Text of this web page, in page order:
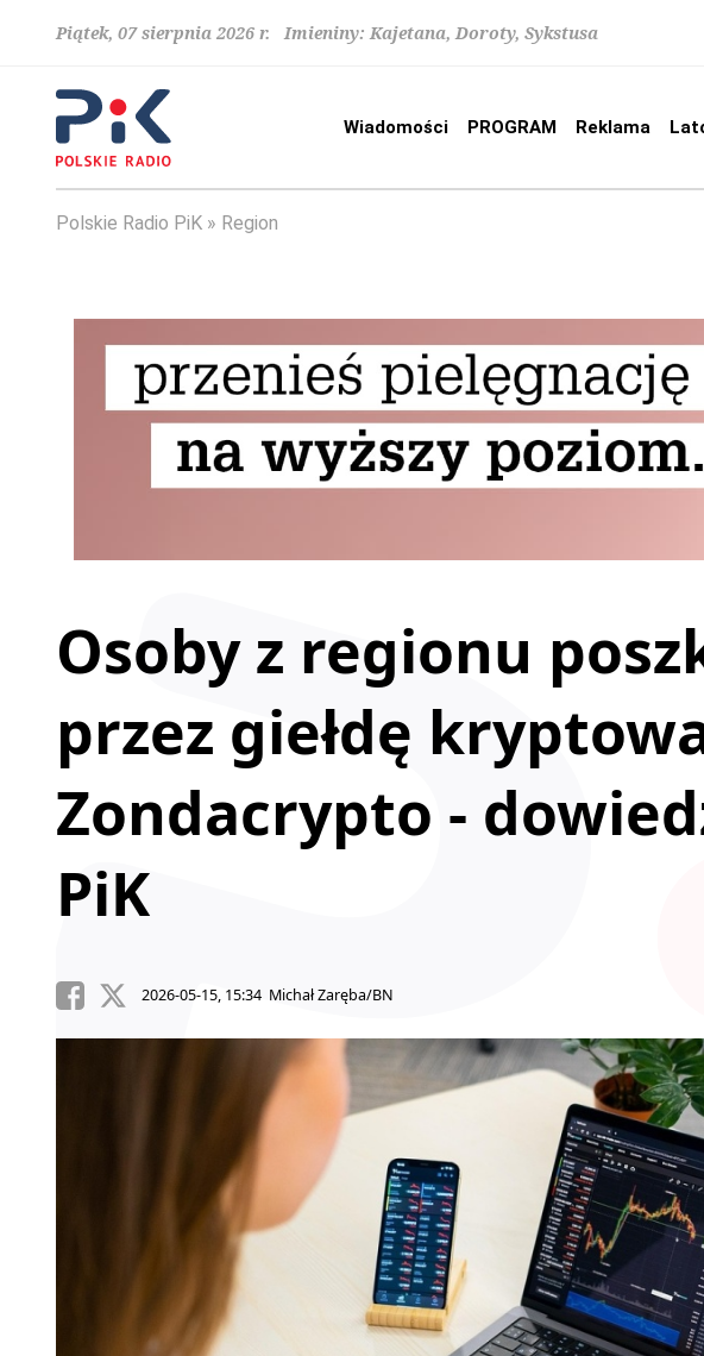
Piątek, 07 sierpnia 2026 r. Imieniny: Kajetana, Doroty, Sykstusa
Wiadomości PROGRAM Reklama
Polskie Radio PiK Region
Osoby z regionu
przez giełdę
Zondacrypto -
PiK
2026-05-15, 15:34 Michał Zaręba/BN